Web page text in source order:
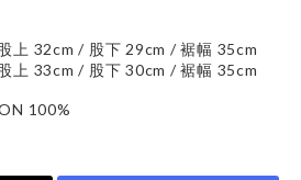
上 32cm / 股下 29cm / 裾幅 35cm
上 33cm / 股下 30cm / 裾幅 35cm
100%